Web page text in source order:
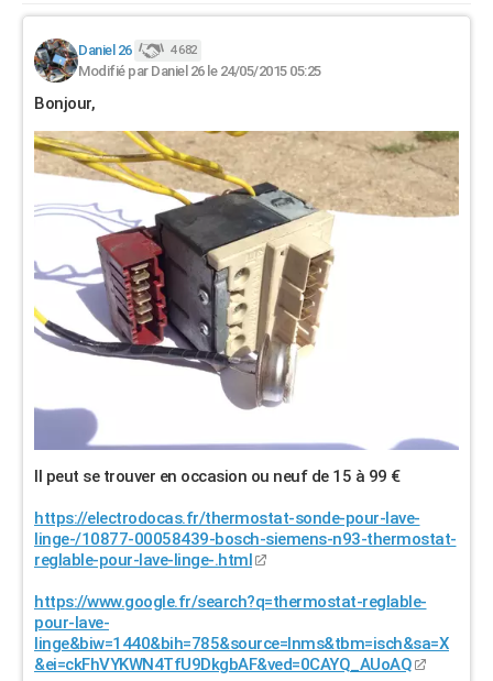
Daniel 26 4 682
Modifié par Daniel 26 le 24/05/2015 05:25
Bonjour,
Il peut se trouver en occasion ou neuf de 15 à 99 €
https://electrodocas.fr/thermostat-sonde-pour-lave-
linge-/10877-00058439-bosch-siemens-n93-thermostat-
reglable-pour-lave-linge-.html
https://www.google.fr/search?q=thermostat-reglable-
pour-lave-
linge&biw=1440&bih=785&source=lnms&tbm=isch&sa=X
&ei=ckFhVYKWN4TfU9DkgbAF&ved=0CAYQ_AUoAQ